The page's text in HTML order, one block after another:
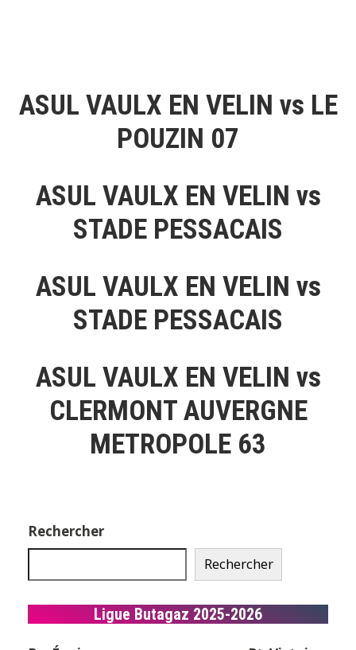
ASUL VAULX EN VELIN vs LE
POUZIN 07
ASUL VAULX EN VELIN vs
STADE PESSACAIS
ASUL VAULX EN VELIN vs
STADE PESSACAIS
ASUL VAULX EN VELIN vs
CLERMONT AUVERGNE
METROPOLE 63
Rechercher
Rechercher
Ligue Butagaz 2025-2026